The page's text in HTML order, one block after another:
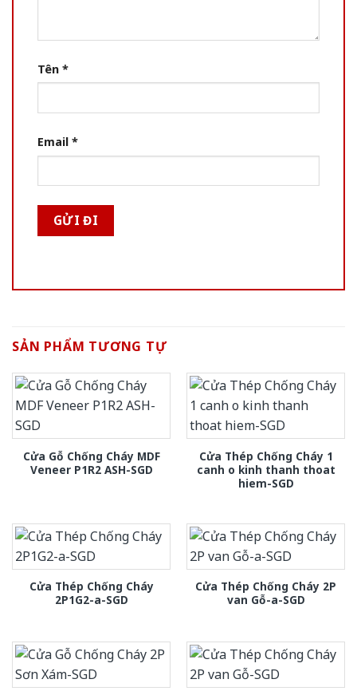
Tên *
Email *
SẢN PHẨM TƯƠNG TỰ
Cửa Gỗ Chống Cháy MDF
Veneer P1R2 ASH-SGD
Cửa Thép Chống Cháy 1
canh o kinh thanh thoat
hiem-SGD
Cửa Thép Chống Cháy
2P1G2-a-SGD
Cửa Thép Chống Cháy 2P
van Gỗ-a-SGD